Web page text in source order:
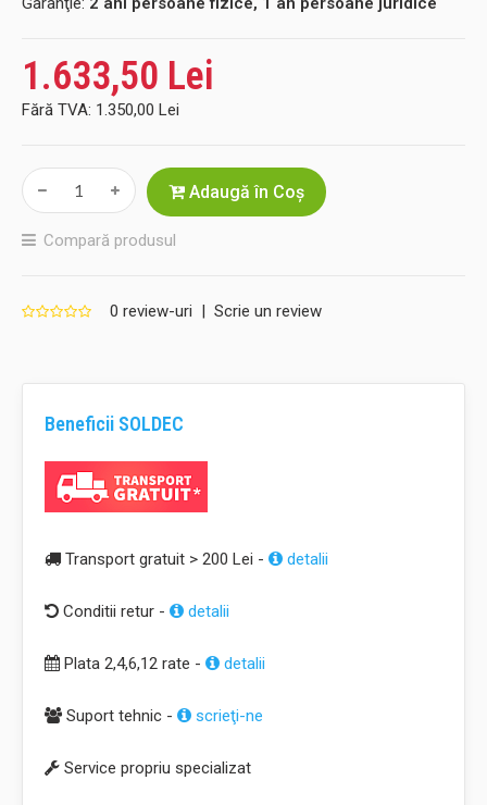
1.633,50 Lei
Fără TVA: 1.350,00 Lei
Adaugă în Coş
Compară produsul
0 review-uri | Scrie un review
Beneficii SOLDEC
Transport gratuit > 200 Lei - detalii
Conditii retur - detalii
Plata 2,4,6,12 rate - detalii
Suport tehnic - scrieţi-ne
Service propriu specializat